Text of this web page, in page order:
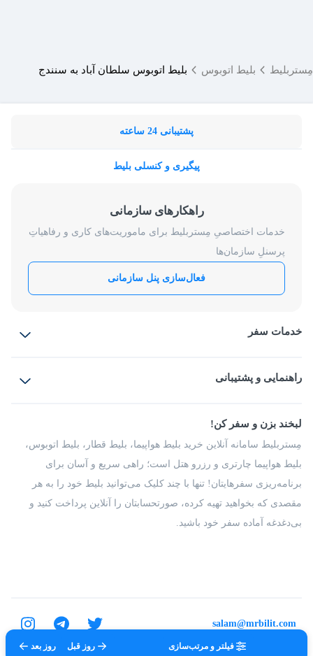
فیلتر و مرتب‌سازی روز قبل روز بعد
مِستربلیط بلیط اتوبوس بلیط اتوبوس سلطان آباد به سنندج
پشتیبانی 24 ساعته
پیگیری و کنسلی بلیط
راهکارهای سازمانی
خدمات اختصاصیِ مِستربلیط برای ماموریت‌های کاری و رفاهیاتِ
پرسنلِ سازمان‌ها
فعال‌سازی پنل سازمانی
خدمات سفر
بلیط قطار
راهنمایی و پشتیبانی
شرایط و مقررات
راهکار سازمانی
فرصت‌های شغلی
درباره ما
لبخند بزن و سفر کن!
مِستربلیط سامانه آنلاین خرید بلیط هواپیما، بلیط قطار، بلیط اتوبوس،
بلیط هواپیما چارتری و رزرو هتل است؛ راهی سریع و آسان برای
برنامه‌ریزی سفرهایتان! تنها با چند کلیک می‌توانید بلیط خود را به هر
مقصدی که بخواهید تهیه کرده، صورتحسابتان را آنلاین پرداخت کنید و
بی‌دغدغه آماده سفر خود باشید.
تمامی حقوق برای شرکت عتیق گشت اصفهان محفوظ است.
salam@mrbilit.com